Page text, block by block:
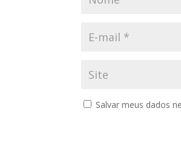
Salvar meus dados